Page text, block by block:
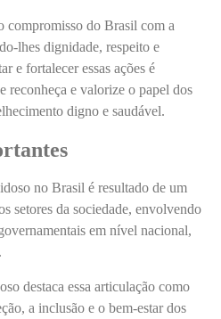
compromisso do Brasil com a
lhes dignidade, respeito e
e fortalecer essas ações é
reconheça e valorize o papel dos
digno e saudável.
no Brasil é resultado de um
setores da sociedade, envolvendo
em nível nacional,
destaca essa articulação como
a inclusão e o bem-estar dos